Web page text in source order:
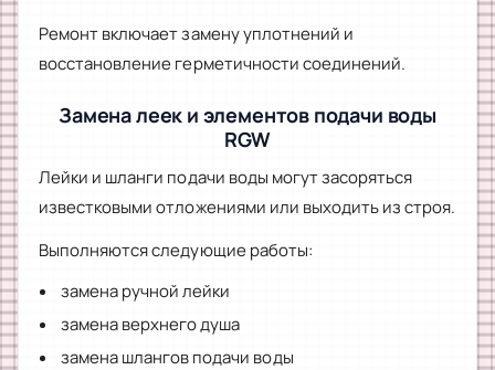
Ремонт включает замену уплотнений и
восстановление герметичности соединений.
Замена леек и элементов подачи воды
RGW
Лейки и шланги подачи воды могут засоряться
известковыми отложениями или выходить из строя.
Выполняются следующие работы:
замена ручной лейки
замена верхнего душа
замена шлангов подачи воды